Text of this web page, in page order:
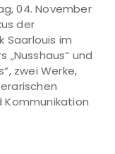
04. November
der
im
„Nusshaus“ und
zwei Werke,